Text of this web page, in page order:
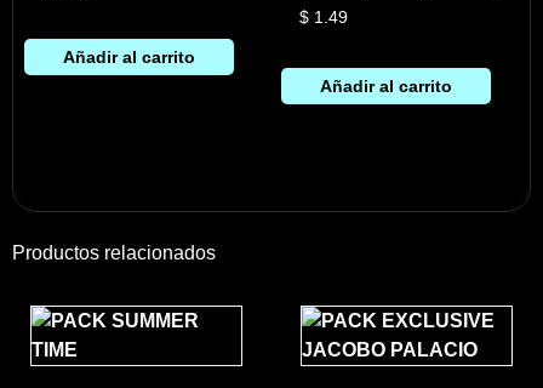
Añadir al carrito
$ 1.49
Añadir al carrito
Productos relacionados